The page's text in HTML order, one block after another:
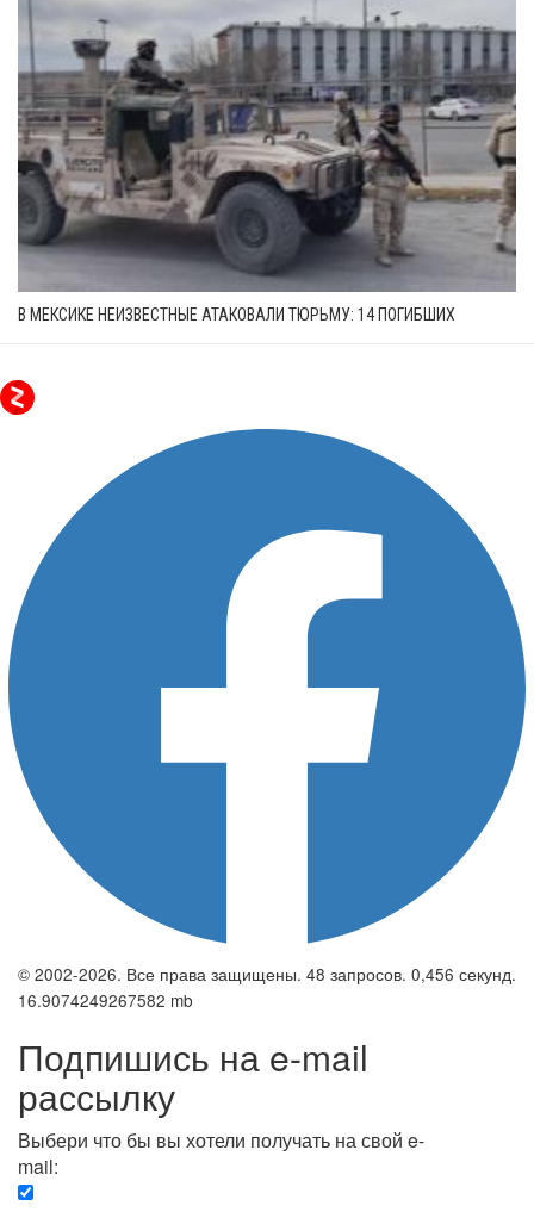
В МЕКСИКЕ НЕИЗВЕСТНЫЕ АТАКОВАЛИ ТЮРЬМУ: 14 ПОГИБШИХ
© 2002-2026. Все права защищены. 48 запросов. 0,456 секунд.
16.9074249267582 mb
Подпишись на e-mail
рассылку
Выбери что бы вы хотели получать на свой e-
mail: